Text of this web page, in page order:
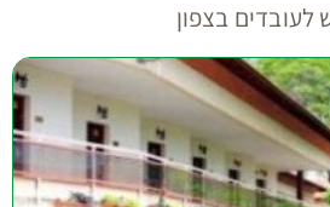
לעובדים בצפון